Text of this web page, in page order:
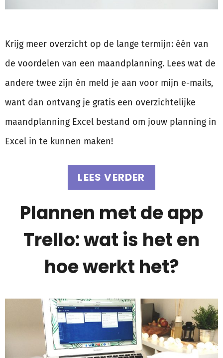
Krijg meer overzicht op de lange termijn: één van
de voordelen van een maandplanning. Lees wat de
andere twee zijn én meld je aan voor mijn e-mails,
want dan ontvang je gratis een overzichtelijke
maandplanning Excel bestand om jouw planning in
Excel in te kunnen maken!
LEES VERDER
Plannen met de app
Trello: wat is het en
hoe werkt het?